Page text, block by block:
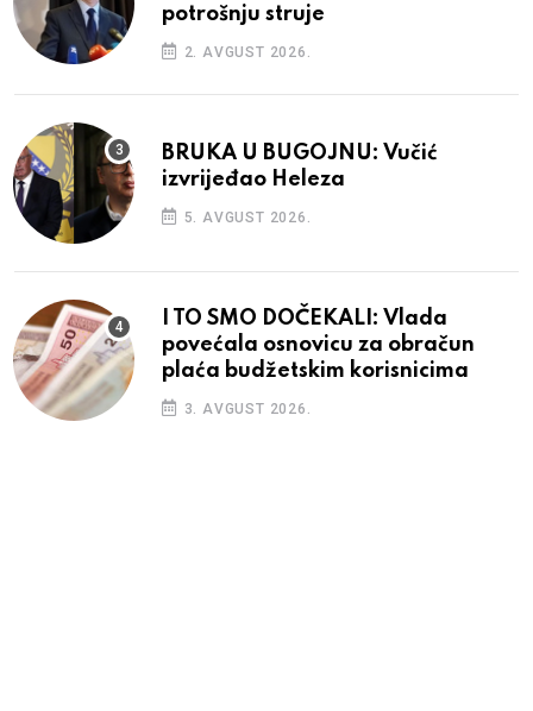
potrošnju struje
2. AVGUST 2026.
BRUKA U BUGOJNU: Vučić
izvrijeđao Heleza
5. AVGUST 2026.
I TO SMO DOČEKALI: Vlada
povećala osnovicu za obračun
plaća budžetskim korisnicima
3. AVGUST 2026.